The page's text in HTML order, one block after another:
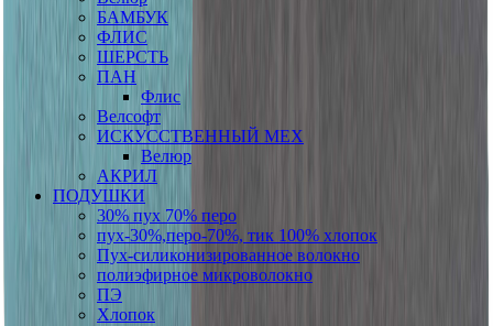
БАМБУК
ФЛИС
ШЕРСТЬ
ПАН
Флис
Велсофт
ИСКУССТВЕННЫЙ МЕХ
Велюр
АКРИЛ
ПОДУШКИ
30% пух 70% перо
пух-30%,перо-70%, тик 100% хлопок
Пух-силиконизированное волокно
полиэфирное микроволокно
ПЭ
Хлопок